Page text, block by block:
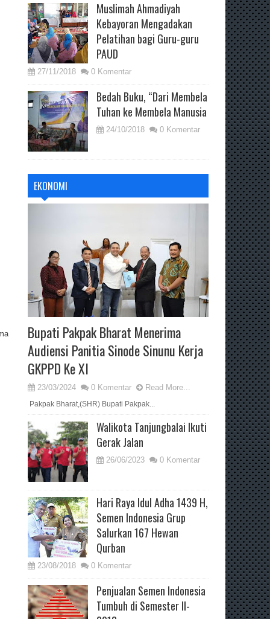
Muslimah Ahmadiyah
Kebayoran Mengadakan
Pelatihan bagi Guru-guru
PAUD
27/11/2018 0 Komentar
Bedah Buku, “Dari Membela
Tuhan ke Membela Manusia
24/10/2018 0 Komentar
EKONOMI
Bupati Pakpak Bharat Menerima
Audiensi Panitia Sinode Sinunu Kerja
GKPPD Ke XI
23/03/2024 0 Komentar Read More...
Pakpak Bharat,(SHR) Bupati Pakpak...
Walikota Tanjungbalai Ikuti
Gerak Jalan
26/06/2023 0 Komentar
Hari Raya Idul Adha 1439 H,
Semen Indonesia Grup
Salurkan 167 Hewan
Qurban
23/08/2018 0 Komentar
Penjualan Semen Indonesia
Tumbuh di Semester II-